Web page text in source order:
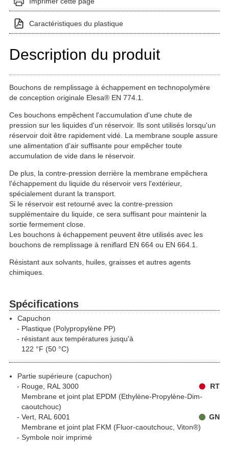
Caractéristiques du plastique
Description du produit
Bouchons de remplissage à échappement en technopolymère
de conception originale Elesa® EN 774.1.
Ces bouchons empêchent l'accumulation d'une chute de
pression sur les liquides d'un réservoir. Ils sont utilisés lorsqu'un
réservoir doit être rapidement vidé. La membrane souple assure
une alimentation d'air suffisante pour empêcher toute
accumulation de vide dans le réservoir.
De plus, la contre-pression derrière la membrane empêchera
l'échappement du liquide du réservoir vers l'extérieur,
spécialement durant la transport.
Si le réservoir est retourné avec la contre-pression
supplémentaire du liquide, ce sera suffisant pour maintenir la
sortie fermement close.
Les bouchons à échappement peuvent être utilisés avec les
bouchons de remplissage à reniflard EN 664 ou EN 664.1.
Résistant aux solvants, huiles, graisses et autres agents
chimiques.
Spécifications
Capuchon
Plastique (Polypropylène PP)
résistant aux températures jusqu'à
122 °F (50 °C)
Partie supérieure (capuchon)
Rouge, RAL 3000
RT
Membrane et joint plat EPDM (Ethylène-Propylène-Dim-
caoutchouc)
Vert, RAL 6001
GN
Membrane et joint plat FKM (Fluor-caoutchouc, Viton®)
Symbole noir imprimé